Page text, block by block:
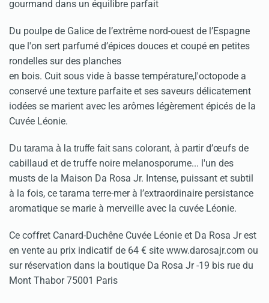
gourmand dans un équilibre parfait
Du poulpe de Galice de l’extrême nord-ouest de l’Espagne
que l'on sert parfumé d’épices douces et coupé en petites
rondelles sur des planches
en bois. Cuit sous vide à basse température,l'octopode a
conservé une texture parfaite et ses saveurs délicatement
iodées se marient avec les arômes légèrement épicés de la
Cuvée Léonie.
Du tarama à la truffe fait sans colorant, à partir d’œufs de
cabillaud et de truffe noire melanosporume... l'un des
musts de la Maison Da Rosa Jr. Intense, puissant et subtil
à la fois, ce tarama terre-mer à l’extraordinaire persistance
aromatique se marie à merveille avec la cuvée Léonie.
Ce coffret Canard-Duchêne Cuvée Léonie et Da Rosa Jr est
en vente au prix indicatif de 64 € site www.darosajr.com ou
sur réservation dans la boutique Da Rosa Jr -19 bis rue du
Mont Thabor 75001 Paris